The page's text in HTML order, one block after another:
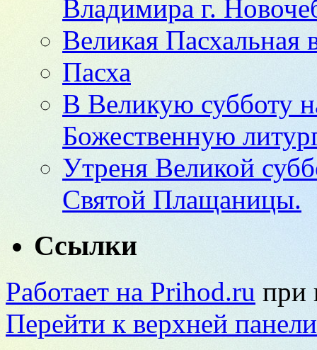
Владимира г.
Великая Пасхальная
Пасха
В Великую субботу
Божественную
Утреня Великой
Святой Плащаницы.
Ссылки
Работает на Prihod.ru при
Перейти к верхней панели